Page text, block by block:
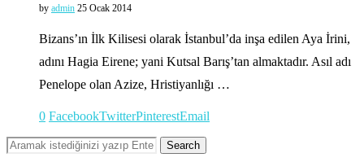
by admin 25 Ocak 2014
Bizans’ın İlk Kilisesi olarak İstanbul’da inşa edilen Aya İrini,
adını Hagia Eirene; yani Kutsal Barış’tan almaktadır. Asıl adı
Penelope olan Azize, Hristiyanlığı …
0 FacebookTwitterPinterestEmail